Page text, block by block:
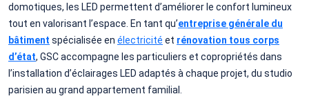
domotiques, les LED permettent d’améliorer le confort lumineux
tout en valorisant l’espace. En tant qu’entreprise générale du
bâtiment spécialisée en électricité et rénovation tous corps
d’état, GSC accompagne les particuliers et copropriétés dans
l’installation d’éclairages LED adaptés à chaque projet, du studio
parisien au grand appartement familial.